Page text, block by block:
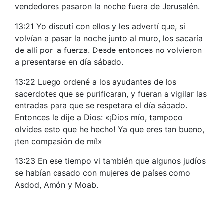
vendedores pasaron la noche fuera de Jerusalén.
13:21 Yo discutí con ellos y les advertí que, si
volvían a pasar la noche junto al muro, los sacaría
de allí por la fuerza. Desde entonces no volvieron
a presentarse en día sábado.
13:22 Luego ordené a los ayudantes de los
sacerdotes que se purificaran, y fueran a vigilar las
entradas para que se respetara el día sábado.
Entonces le dije a Dios: «¡Dios mío, tampoco
olvides esto que he hecho! Ya que eres tan bueno,
¡ten compasión de mí!»
13:23 En ese tiempo vi también que algunos judíos
se habían casado con mujeres de países como
Asdod, Amón y Moab.